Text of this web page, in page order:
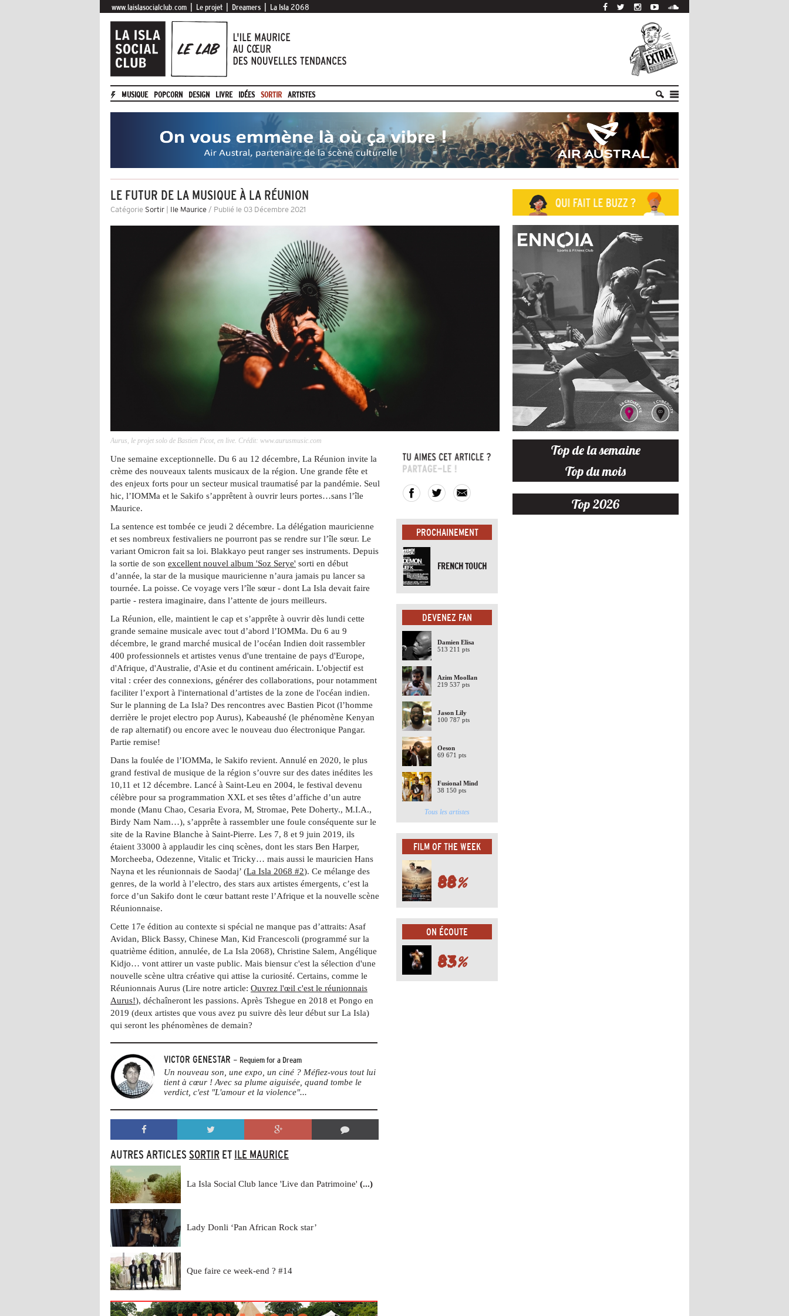
www.laislasocialclub.com Le projet Dreamers La Isla 2068
MUSIQUE POPCORN DESIGN LIVRE IDÉES SORTIR ARTISTES
LE FUTUR DE LA MUSIQUE À LA RÉUNION
Catégorie Sortir Ile Maurice / Publié le 03 Décembre 2021
Aurus, le projet solo de Bastien Picot, en live. Crédit: www.aurusmusic.com
Une semaine exceptionnelle. Du 6 au 12 décembre, La Réunion invite la
crème des nouveaux talents musicaux de la région. Une grande fête et
des enjeux forts pour un secteur musical traumatisé par la pandémie. Seul
hic, l’IOMMa et le Sakifo s’apprêtent à ouvrir leurs portes…sans l’île
Maurice.
La sentence est tombée ce jeudi 2 décembre. La délégation mauricienne
et ses nombreux festivaliers ne pourront pas se rendre sur l’île sœur. Le
variant Omicron fait sa loi. Blakkayo peut ranger ses instruments. Depuis
la sortie de son excellent nouvel album 'Soz Serye' sorti en début
d’année, la star de la musique mauricienne n’aura jamais pu lancer sa
tournée. La poisse. Ce voyage vers l’île sœur - dont La Isla devait faire
partie - restera imaginaire, dans l’attente de jours meilleurs.
La Réunion, elle, maintient le cap et s’apprête à ouvrir dès lundi cette
grande semaine musicale avec tout d’abord l’IOMMa. Du 6 au 9
décembre, le grand marché musical de l’océan Indien doit rassembler
400 professionnels et artistes venus d'une trentaine de pays d'Europe,
d'Afrique, d'Australie, d'Asie et du continent américain. L'objectif est
vital : créer des connexions, générer des collaborations, pour notamment
faciliter l’export à l'international d’artistes de la zone de l'océan indien.
Sur le planning de La Isla? Des rencontres avec Bastien Picot (l’homme
derrière le projet electro pop Aurus), Kabeaushé (le phénomène Kenyan
de rap alternatif) ou encore avec le nouveau duo électronique Pangar.
Partie remise!
Dans la foulée de l’IOMMa, le Sakifo revient. Annulé en 2020, le plus
grand festival de musique de la région s’ouvre sur des dates inédites les
10,11 et 12 décembre. Lancé à Saint-Leu en 2004, le festival devenu
célèbre pour sa programmation XXL et ses têtes d’affiche d’un autre
monde (Manu Chao, Cesaria Evora, M, Stromae, Pete Doherty., M.I.A.,
Birdy Nam Nam…), s’apprête à rassembler une foule conséquente sur le
site de la Ravine Blanche à Saint-Pierre. Les 7, 8 et 9 juin 2019, ils
étaient 33000 à applaudir les cinq scènes, dont les stars Ben Harper,
Morcheeba, Odezenne, Vitalic et Tricky… mais aussi le mauricien Hans
Nayna et les réunionnais de Saodaj’ (La Isla 2068 #2). Ce mélange des
genres, de la world à l’electro, des stars aux artistes émergents, c’est la
force d’un Sakifo dont le cœur battant reste l’Afrique et la nouvelle scène
Réunionnaise.
Cette 17e édition au contexte si spécial ne manque pas d’attraits: Asaf
Avidan, Blick Bassy, Chinese Man, Kid Francescoli (programmé sur la
quatrième édition, annulée, de La Isla 2068), Christine Salem, Angélique
Kidjo… vont attirer un vaste public. Mais biensur c'est la sélection d'une
nouvelle scène ultra créative qui attise la curiosité. Certains, comme le
Réunionnais Aurus (Lire notre article: Ouvrez l'œil c'est le réunionnais
Aurus!), déchaîneront les passions. Après Tshegue en 2018 et Pongo en
2019 (deux artistes que vous avez pu suivre dès leur début sur La Isla)
qui seront les phénomènes de demain?
VICTOR GENESTAR - Requiem for a Dream
Un nouveau son, une expo, un ciné ? Méfiez-vous tout lui
tient à cœur ! Avec sa plume aiguisée, quand tombe le
verdict, c'est "L'amour et la violence"...
AUTRES ARTICLES SORTIR ET ILE MAURICE
La Isla Social Club lance 'Live dan Patrimoine' (...)
Lady Donli ‘Pan African Rock star’
Que faire ce week-end ? #14
PROCHAINEMENT
FRENCH TOUCH
DEVENEZ FAN
Damien Elisa
513 211 pts
Azim Moollan
219 537 pts
Jason Lily
100 787 pts
Oeson
69 671 pts
Fusional Mind
38 150 pts
Tous les artistes
FILM OF THE WEEK
88%
ON ÉCOUTE
83%
Top de la semaine
Top du mois
Top 2026